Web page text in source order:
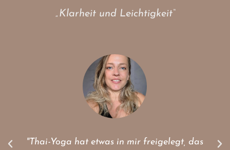
„Klarheit und Leichtigkeit“
"Thai-Yoga hat etwas in mir freigelegt, das